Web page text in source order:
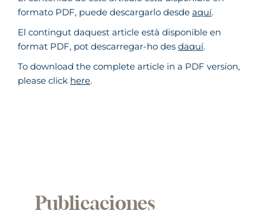
formato PDF, puede descargarlo desde aquí.
El contingut daquest article està disponible en
format PDF, pot descarregar-ho des daquí.
To download the complete article in a PDF version,
please click here.
Publicaciones